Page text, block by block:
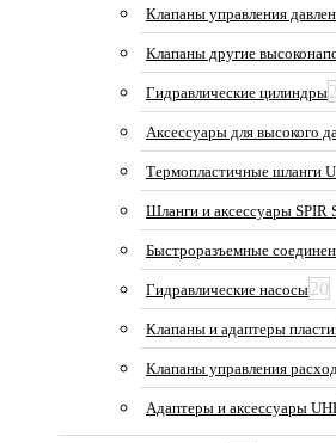
Клапаны управления
Клапаны другие
Гидравлические цилиндры2
Аксессуары для высокого
Термопластичные шланги
Шланги и аксессуары SPIR
Быстроразъемные
Гидравлические насосы20
Клапаны и адаптеры
Клапаны управления
Адаптеры и аксессуары